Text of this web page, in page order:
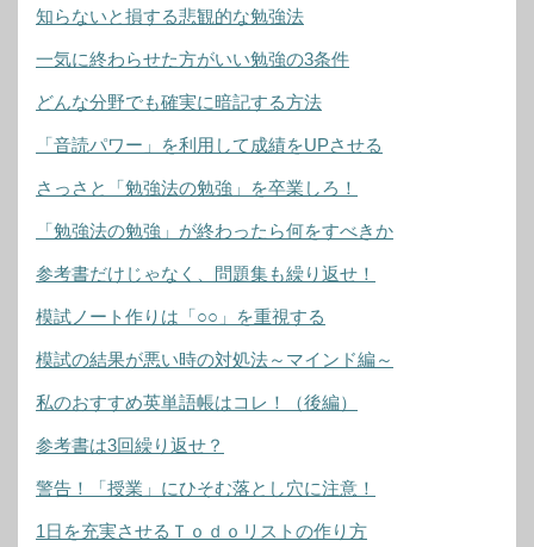
知らないと損する悲観的な勉強法
一気に終わらせた方がいい勉強の3条件
どんな分野でも確実に暗記する方法
「音読パワー」を利用して成績をUPさせる
さっさと「勉強法の勉強」を卒業しろ！
「勉強法の勉強」が終わったら何をすべきか
参考書だけじゃなく、問題集も繰り返せ！
模試ノート作りは「○○」を重視する
模試の結果が悪い時の対処法～マインド編～
私のおすすめ英単語帳はコレ！（後編）
参考書は3回繰り返せ？
警告！「授業」にひそむ落とし穴に注意！
1日を充実させるＴｏｄｏリストの作り方